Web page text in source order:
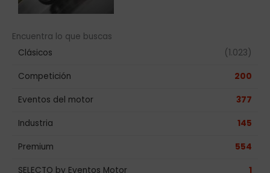
Encuentra lo que buscas
Clásicos
(1.023)
Competición 200
Eventos del motor 377
Industria 145
Premium 554
SELECTO by Eventos Motor 1